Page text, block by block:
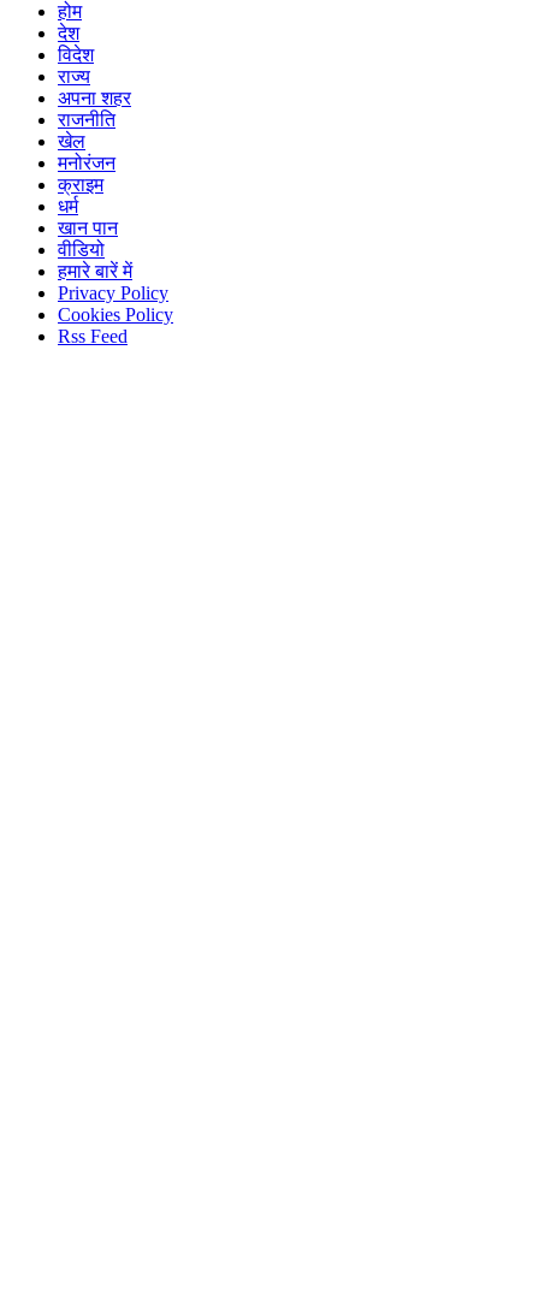
होम
देश
विदेश
राज्य
अपना शहर
राजनीति
खेल
मनोरंजन
क्राइम
धर्म
खान पान
वीडियो
हमारे बारें में
Privacy Policy
Cookies Policy
Rss Feed